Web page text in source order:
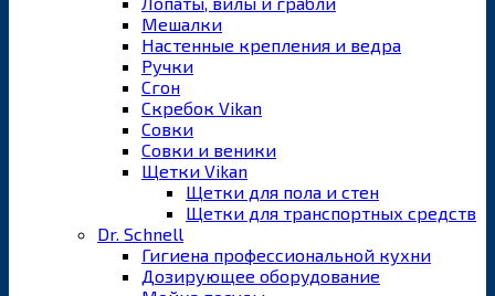
Мешалки
Настенные крепления и ведра
Ручки
Сгон
Скребок Vikan
Совки
Совки и веники
Щетки Vikan
Щетки для пола и стен
Щетки для транспортных средств
Dr. Schnell
Гигиена профессиональной кухни
Дозирующее оборудование